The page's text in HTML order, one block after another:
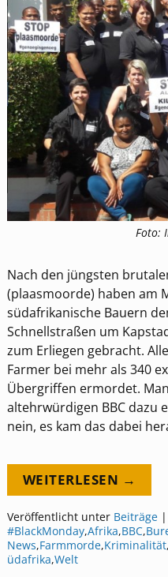
Foto:
Nach den jüngsten
(plaasmoorde) haben am
südafrikanische Bauern
Schnellstraßen um
zum Erliegen gebracht.
Farmer bei mehr als 340
Übergriffen ermordet.
altehrwürdigen BBC dazu
nein, es kam das dabei
WEITERLESEN →
Veröffentlicht unter Beiträge|
#BlackMonday,Afrika,BBC,
News,Farmmorde,Kriminalität,
üdafrika,Welt